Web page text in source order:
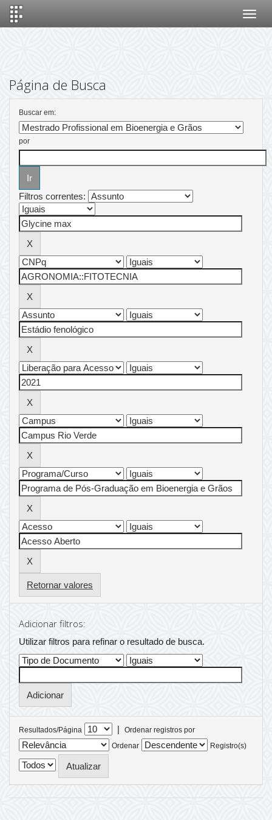
Página de Busca
Buscar em:
por
Filtros correntes:
Retornar valores
Adicionar filtros:
Utilizar filtros para refinar o resultado de busca.
Resultados/Página |
Ordenar registros por
Ordenar
Registro(s)